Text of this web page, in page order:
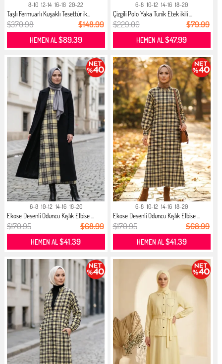
8-10 12-14 16-18 20-22
Taşlı Fermuarlı Kuşaklı Tesettür ik...
$370.98 $148.99
HEMEN AL$89.39
6-8 10-12 14-16 18-20
Çizgili Polo Yaka Tunik Etek ikili ...
$229.00 $79.99
HEMEN AL$47.99
6-8 10-12 14-16 18-20
Ekose Desenli Oduncu Kışlık Elbise ...
$170.95 $68.99
HEMEN AL$41.39
6-8 10-12 14-16 18-20
Ekose Desenli Oduncu Kışlık Elbise ...
$170.95 $68.99
HEMEN AL$41.39